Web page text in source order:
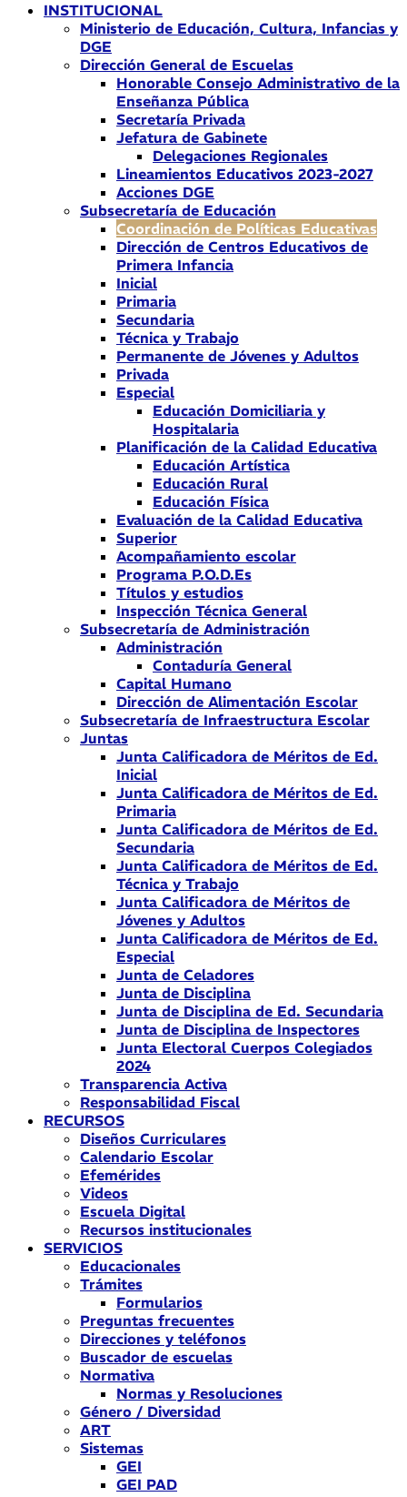
INSTITUCIONAL
Ministerio de Educación, Cultura, Infancias y
DGE
Dirección General de Escuelas
Honorable Consejo Administrativo de la
Enseñanza Pública
Secretaría Privada
Jefatura de Gabinete
Delegaciones Regionales
Lineamientos Educativos 2023-2027
Acciones DGE
Subsecretaría de Educación
Coordinación de Políticas Educativas
Dirección de Centros Educativos de
Primera Infancia
Inicial
Primaria
Secundaria
Técnica y Trabajo
Permanente de Jóvenes y Adultos
Privada
Especial
Educación Domiciliaria y
Hospitalaria
Planificación de la Calidad Educativa
Educación Artística
Educación Rural
Educación Física
Evaluación de la Calidad Educativa
Superior
Acompañamiento escolar
Programa P.O.D.Es
Títulos y estudios
Inspección Técnica General
Subsecretaría de Administración
Administración
Contaduría General
Capital Humano
Dirección de Alimentación Escolar
Subsecretaría de Infraestructura Escolar
Juntas
Junta Calificadora de Méritos de Ed.
Inicial
Junta Calificadora de Méritos de Ed.
Primaria
Junta Calificadora de Méritos de Ed.
Secundaria
Junta Calificadora de Méritos de Ed.
Técnica y Trabajo
Junta Calificadora de Méritos de
Jóvenes y Adultos
Junta Calificadora de Méritos de Ed.
Especial
Junta de Celadores
Junta de Disciplina
Junta de Disciplina de Ed. Secundaria
Junta de Disciplina de Inspectores
Junta Electoral Cuerpos Colegiados
2024
Transparencia Activa
Responsabilidad Fiscal
RECURSOS
Diseños Curriculares
Calendario Escolar
Efemérides
Videos
Escuela Digital
Recursos institucionales
SERVICIOS
Educacionales
Trámites
Formularios
Preguntas frecuentes
Direcciones y teléfonos
Buscador de escuelas
Normativa
Normas y Resoluciones
Género / Diversidad
ART
Sistemas
GEI
GEI PAD